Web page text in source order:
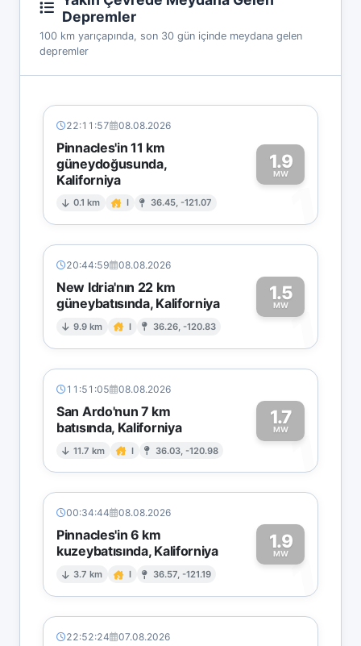
Depremler
100 km yarıçapında, son 30 gün içinde meydana gelen
depremler
22:11:57 08.08.2026
Pinnacles'in 11 km
güneydoğusunda,
Kaliforniya
0.1 km I 36.45, -121.07
1.9
MW
1
20:44:59 08.08.2026
New Idria'nın 22 km
güneybatısında, Kaliforniya
9.9 km I 36.26, -120.83
1.5
MW1
11:51:05 08.08.2026
San Ardo'nun 7 km
batısında, Kaliforniya
11.7 km I 36.03, -120.98
1.7
MW1
00:34:44 08.08.2026
Pinnacles'in 6 km
kuzeybatısında, Kaliforniya
3.7 km I 36.57, -121.19
1.9
MW1
22:52:24 07.08.2026